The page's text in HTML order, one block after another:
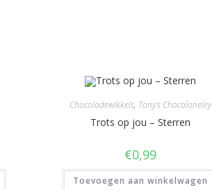
Chocoladewikkels, Tony's Chocoloneley
Trots op jou – Sterren
€0,99
Toevoegen aan winkelwagen